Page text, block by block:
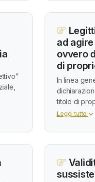
ad
ovvero
di
In linea
titolo di
Leggi tutto